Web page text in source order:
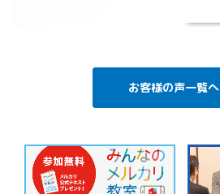
お客様の声一覧へ